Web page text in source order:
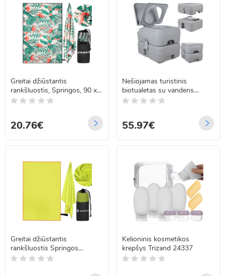
Greitai džiūstantis
rankšluostis, Springos, 90 x
180 cm, CS0119
20.76€
Nešiojamas turistinis
biotualetas su vandens
bakeliu 20l ir 12 l, Trizand
55.97€
Greitai džiūstantis
rankšluostis Springos
CS0114, 75 x 150 cm
Kelioninis kosmetikos
krepšys Trizand 24337